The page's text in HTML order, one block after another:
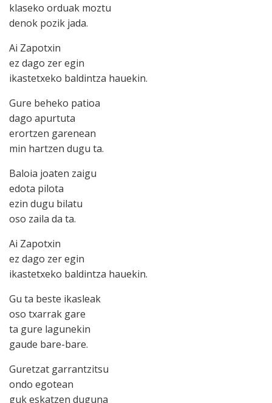
klaseko orduak moztu
denok pozik jada.
Ai Zapotxin
ez dago zer egin
ikastetxeko baldintza hauekin.
Gure beheko patioa
dago apurtuta
erortzen garenean
min hartzen dugu ta.
Baloia joaten zaigu
edota pilota
ezin dugu bilatu
oso zaila da ta.
Ai Zapotxin
ez dago zer egin
ikastetxeko baldintza hauekin.
Gu ta beste ikasleak
oso txarrak gare
ta gure lagunekin
gaude bare-bare.
Guretzat garrantzitsu
ondo egotean
guk eskatzen duguna